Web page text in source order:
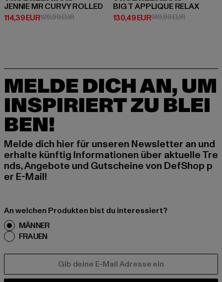
JENNIE MR CURVY ROLLED
114,39 EUR
Derzeitiger Preis: 114,39 EUR
129,99 EURAktionspreis: 129,99 EUR
BIG T APPLIQUE RELAX
130,49 EUR
Derzeitiger Preis: 130,49 EUR
149,99 EUR
MELDE DICH AN, UM
INSPIRIERT ZU BLEI
BEN!
Melde dich hier für unseren Newsletter an und
erhalte künftig Informationen über aktuelle Tre
nds, Angebote und Gutscheine von DefShop p
er E-Mail!
An welchen Produkten bist du interessiert?
MÄNNER
FRAUEN